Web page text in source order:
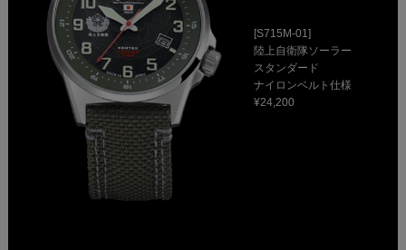
[S715M-01]
陸上自衛隊ソーラー
スタンダード
ナイロンベルト仕様
¥24,200